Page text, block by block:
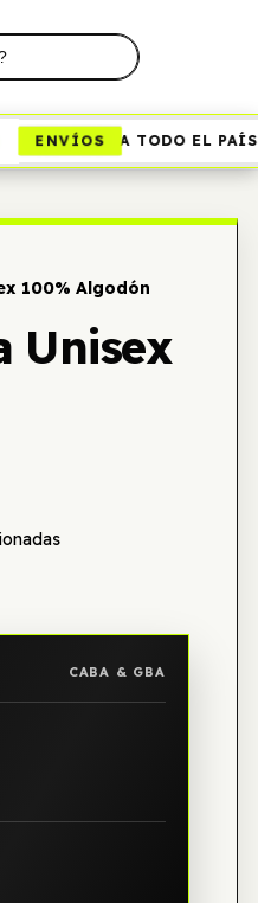
ENVÍOS A TODO EL PAÍS
100% Algodón
Unisex
CABA & GBA